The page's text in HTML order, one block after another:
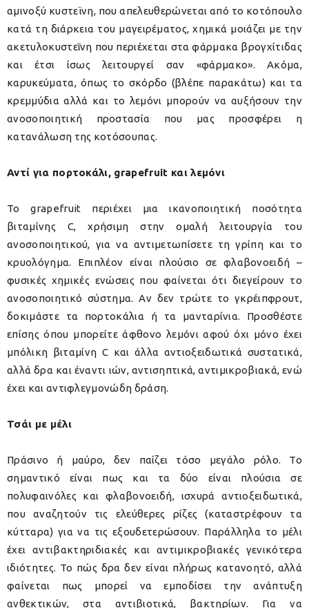
αμινοξύ κυστεϊνη, που απελευθερώνεται από το κοτόπουλο
κατά τη διάρκεια του μαγειρέματος, χημικά μοιάζει με την
ακετυλοκυστεΐνη που περιέχεται στα φάρμακα βρογχίτιδας
και έτσι ίσως λειτουργεί σαν «φάρμακο». Ακόμα,
καρυκεύματα, όπως το σκόρδο (βλέπε παρακάτω) και τα
κρεμμύδια αλλά και το λεμόνι μπορούν να αυξήσουν την
ανοσοποιητική προστασία που μας προσφέρει η
κατανάλωση της κοτόσουπας.
Αντί για πορτοκάλι, grapefruit και λεμόνι
Το grapefruit περιέχει μια ικανοποιητική ποσότητα
βιταμίνης C, χρήσιμη στην ομαλή λειτουργία του
ανοσοποιητικού, για να αντιμετωπίσετε τη γρίπη και το
κρυολόγημα. Επιπλέον είναι πλούσιο σε φλαβονοειδή –
φυσικές χημικές ενώσεις που φαίνεται ότι διεγείρουν το
ανοσοποιητικό σύστημα. Αν δεν τρώτε το γκρέιπφρουτ,
δοκιμάστε τα πορτοκάλια ή τα μανταρίνια. Προσθέστε
επίσης όπου μπορείτε άφθονο λεμόνι αφού όχι μόνο έχει
μπόλικη βιταμίνη C και άλλα αντιοξειδωτικά συστατικά,
αλλά δρα και έναντι ιών, αντισηπτικά, αντιμικροβιακά, ενώ
έχει και αντιφλεγμονώδη δράση.
Τσάι με μέλι
Πράσινο ή μαύρο, δεν παίζει τόσο μεγάλο ρόλο. Το
σημαντικό είναι πως και τα δύο είναι πλούσια σε
πολυφαινόλες και φλαβονοειδή, ισχυρά αντιοξειδωτικά,
που αναζητούν τις ελεύθερες ρίζες (καταστρέφουν τα
κύτταρα) για να τις εξουδετερώσουν. Παράλληλα το μέλι
έχει αντιβακτηριδιακές και αντιμικροβιακές γενικότερα
ιδιότητες. Το πώς δρα δεν είναι πλήρως κατανοητό, αλλά
φαίνεται πως μπορεί να εμποδίσει την ανάπτυξη
ανθεκτικών, στα αντιβιοτικά, βακτηρίων. Για να